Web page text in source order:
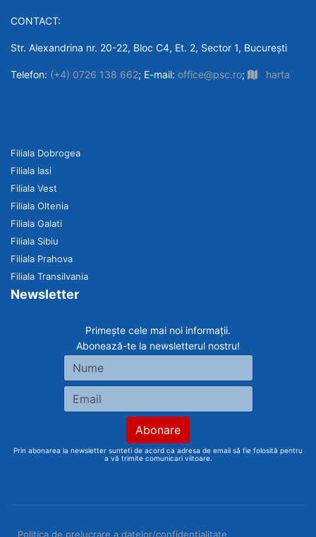
CONTACT:
Str. Alexandrina nr. 20-22, Bloc C4, Et. 2, Sector 1, București
Telefon: (+4) 0726 138 662; E-mail: office@psc.ro; harta
Filiala Dobrogea
Filiala Iasi
Filiala Vest
Filiala Oltenia
Filiala Galati
Filiala Sibiu
Filiala Prahova
Filiala Transilvania
Newsletter
Primește cele mai noi informații.
Abonează-te la newsletterul nostru!
Prin abonarea la newsletter sunteti de acord ca adresa de email să fie folosită pentru
a vă trimite comunicari viitoare.
Politica de prelucrare a datelor/confidențialitate